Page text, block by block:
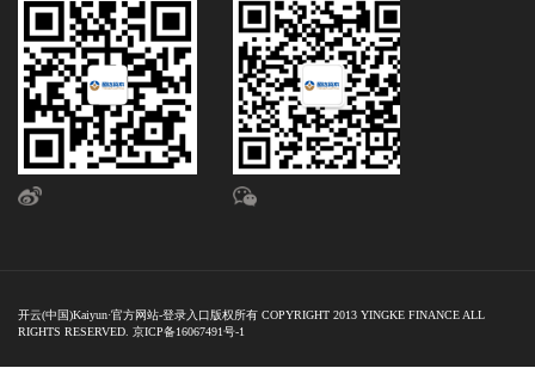
开云(中国)Kaiyun·官方网站-登录入口版权所有 COPYRIGHT 2013 YINGKE FINANCE ALL
RIGHTS RESERVED. 京ICP备16067491号-1